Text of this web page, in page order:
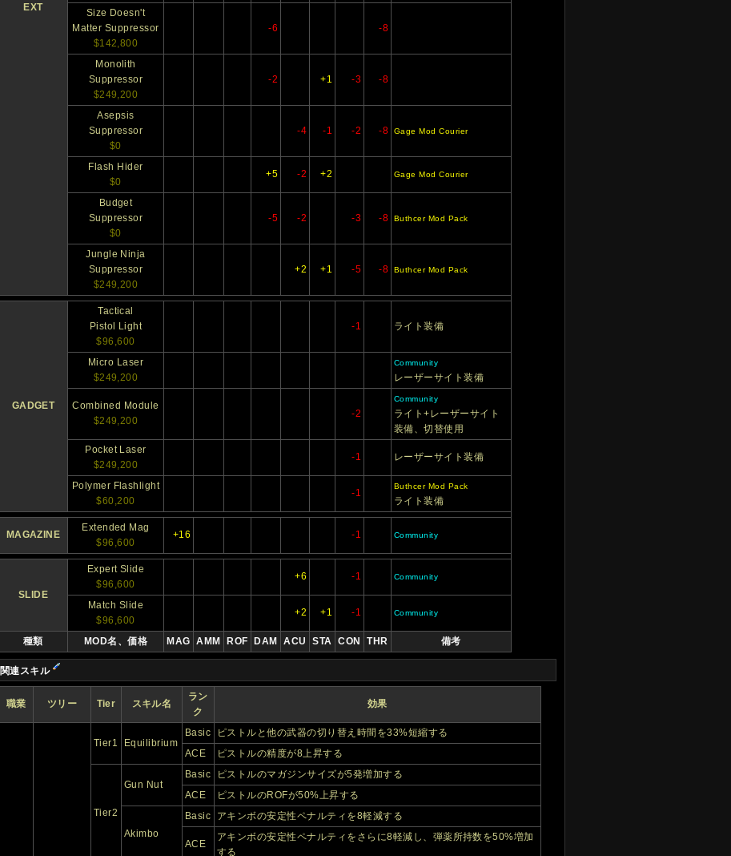
種類 MOD名、価格 MAG AMM ROF DAM ACU STA CON THR 備考
EXT
Size Doesn't
Matter Suppressor
$142,800
-6 -8
Monolith
Suppressor
$249,200
-2 +1 -3 -8
Asepsis
Suppressor
$0
-4 -1 -2 -8 Gage Mod Courier
Flash Hider
$0
+5 -2 +2 Gage Mod Courier
Budget
Suppressor
$0
-5 -2 -3 -8 Buthcer Mod Pack
Jungle Ninja
Suppressor
$249,200
+2 +1 -5 -8 Buthcer Mod Pack
GADGET
Tactical
Pistol Light
$96,600
-1 ライト装備
Micro Laser
$249,200
Community
レーザーサイト装備
Combined Module
$249,200
-2
Community
ライト+レーザーサイト
装備、切替使用
Pocket Laser
$249,200
-1 レーザーサイト装備
Polymer Flashlight
$60,200
-1
Buthcer Mod Pack
ライト装備
MAGAZINE
Extended Mag
$96,600
+16 -1 Community
SLIDE
Expert Slide
$96,600
+6 -1 Community
Match Slide
$96,600
+2 +1 -1 Community
関連スキル
職業 ツリー Tier スキル名
ラン
ク
効果
Tier1 Equilibrium
Basic
ピストルと他の武器の切り替え時間を33%短縮する
ACE
ピストルの精度が8上昇する
Tier2
Gun Nut
Basic
ピストルのマガジンサイズが5発増加する
ACE
ピストルのROFが50%上昇する
Akimbo
Basic アキンボの安定性ペナルティを8軽減する
ACE
アキンボの安定性ペナルティをさらに8軽減し、弾薬所持数を50%増加
する